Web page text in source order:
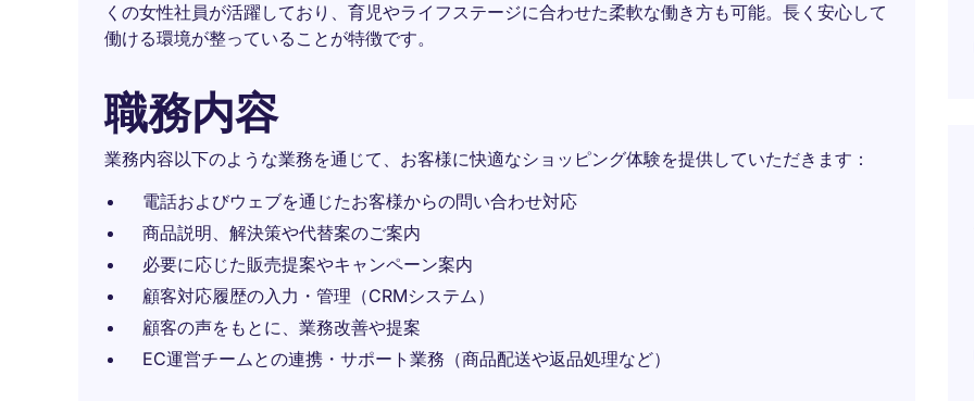
くの女性社員が活躍しており、育児やライフステージに合わせた柔軟な働き方も可能。長く安心して
働ける環境が整っていることが特徴です。
職務内容
業務内容以下のような業務を通じて、お客様に快適なショッピング体験を提供していただきます：
電話およびウェブを通じたお客様からの問い合わせ対応
商品説明、解決策や代替案のご案内
必要に応じた販売提案やキャンペーン案内
顧客対応履歴の入力・管理（CRMシステム）
顧客の声をもとに、業務改善や提案
EC運営チームとの連携・サポート業務（商品配送や返品処理など）